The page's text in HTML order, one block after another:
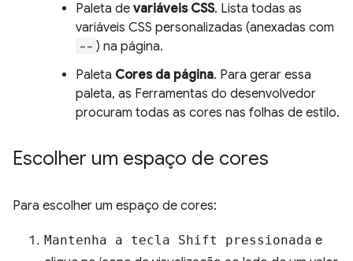
Paleta de variáveis CSS. Lista todas as
variáveis CSS personalizadas (anexadas com
-- ) na página.
Paleta Cores da página. Para gerar essa
paleta, as Ferramentas do desenvolvedor
procuram todas as cores nas folhas de estilo.
Escolher um espaço de cores
Para escolher um espaço de cores:
Mantenha a tecla Shift pressionada e